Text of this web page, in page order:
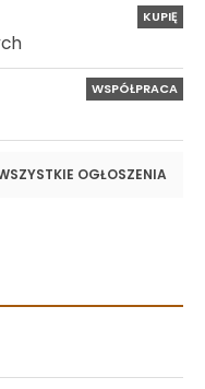
KUPIĘ
WSPÓŁPRACA
OGŁOSZENIA